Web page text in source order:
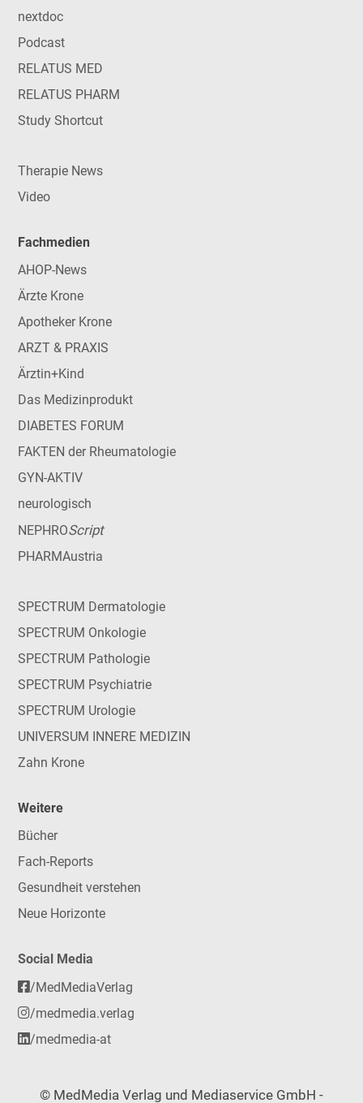
nextdoc
Podcast
RELATUS MED
RELATUS PHARM
Study Shortcut
Therapie News
Video
Fachmedien
AHOP-News
Ärzte Krone
Apotheker Krone
ARZT & PRAXIS
Ärztin+Kind
Das Medizinprodukt
DIABETES FORUM
FAKTEN der Rheumatologie
GYN-AKTIV
neurologisch
NEPHROScript
PHARMAustria
SPECTRUM Dermatologie
SPECTRUM Onkologie
SPECTRUM Pathologie
SPECTRUM Psychiatrie
SPECTRUM Urologie
UNIVERSUM INNERE MEDIZIN
Zahn Krone
Weitere
Bücher
Fach-Reports
Gesundheit verstehen
Neue Horizonte
Social Media
/MedMediaVerlag
/medmedia.verlag
/medmedia-at
© MedMedia Verlag und Mediaservice GmbH -